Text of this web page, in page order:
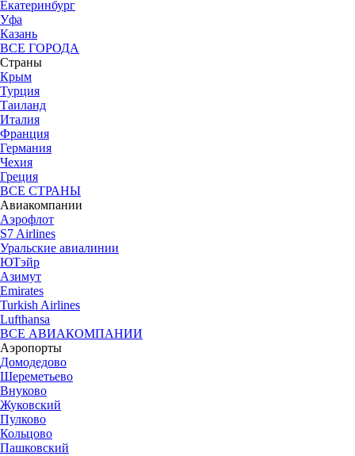
Екатеринбург
Уфа
Казань
ВСЕ ГОРОДА
Страны
Крым
Турция
Таиланд
Италия
Франция
Германия
Чехия
Греция
ВСЕ СТРАНЫ
Авиакомпании
Аэрофлот
S7 Airlines
Уральские авиалинии
ЮТэйр
Азимут
Emirates
Turkish Airlines
Lufthansa
ВСЕ АВИАКОМПАНИИ
Аэропорты
Домодедово
Шереметьево
Внуково
Жуковский
Пулково
Кольцово
Пашковский